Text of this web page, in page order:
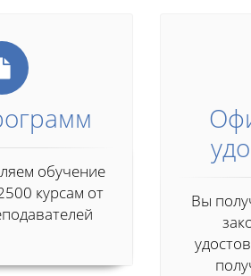
обучение
курсам от
Вы